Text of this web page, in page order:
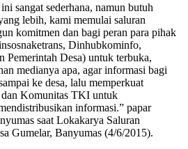
sangat sederhana, namun butuh
lebih, kami memulai saluran
komitmen dan bagi peran para pihak
Dinhubkominfo,
Pemerintah Desa) untuk terbuka,
medianya apa, agar informasi bagi
ke desa, lalu memperkuat
dan Komunitas TKI untuk
informasi.” papar
saat Lokakarya Saluran
Gumelar, Banyumas (4/6/2015).